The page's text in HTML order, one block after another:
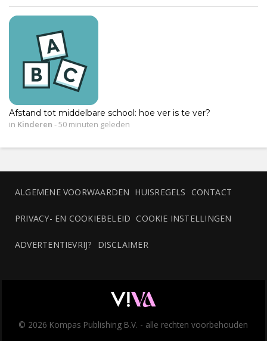
Afstand tot middelbare school: hoe ver is te ver?
in Kinderen -50 minuten geleden
ALGEMENE VOORWAARDEN HUISREGELS CONTACT
PRIVACY- EN COOKIEBELEID COOKIE INSTELLINGEN
ADVERTENTIEVRIJ? DISCLAIMER
© 2026 Kompas Publishing B.V. - alle rechten voorbehouden